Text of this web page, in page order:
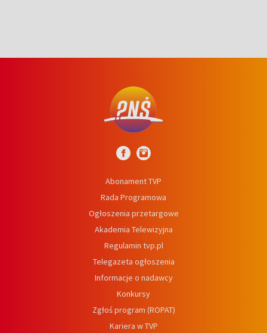
Abonament TVP
Rada Programowa
Ogłoszenia przetargowe
Akademia Telewizyjna
Regulamin tvp.pl
Telegazeta ogłoszenia
Informacje o nadawcy
Konkursy
Zgłoś program (ROPAT)
Kariera w TVP